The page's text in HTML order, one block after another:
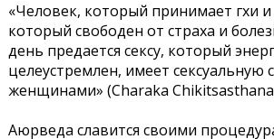
«Человек, который принимает гхи
который свободен от страха и
день предается сексу, который
целеустремлен, имеет сексуальную
женщинами» (Charaka Chikitsasthana
Аюрведа славится своими